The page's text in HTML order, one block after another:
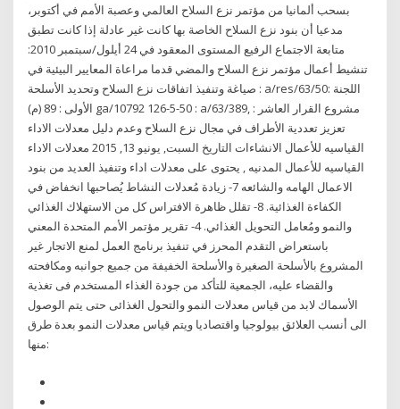
بسحب ألمانيا من مؤتمر نزع السلاح العالمي وعصبة الأمم في أكتوبر،
مدعيا أن بنود نزع السلاح الخاصة بها كانت غير عادلة إذا كانت تطبق
متابعة الاجتماع الرفيع المستوى المعقود في 24 أيلول/سبتمبر 2010:
تنشيط أعمال مؤتمر نزع السلاح والمضي قدما مراعاة المعايير البيئية في
صياغة وتنفيذ اتفاقات نزع السلاح وتحديد الأسلحة : a/res/63/50: اللجنة
الأولى : 89 (م) ga/10792 126-5-50 : a/63/389, مشروع القرار العاشر :
تعزيز تعددية الأطراف في مجال نزع السلاح وعدم دليل معدلات الاداء
القياسيه للأعمال الانشاءات التاريخ السبت, يونيو 13, 2015 معدلات الاداء
القياسيه للأعمال المدنيه , يحتوى على معدلات اداء وتنفيذ العديد من بنود
الاعمال الهامه والشائعه 7- زيادة مُعدلات النشاط يُصاحبها انخفاض في
الكفاءة الغذائية. 8- تقلل ظاهرة الافتراس كل من الاستهلاك الغذائي
والنمو ومُعامل التحويل الغذائي. 4- تقرير مؤتمر الأمم المتحدة المعني
باستعراض التقدم المحرز في تنفيذ برنامج العمل لمنع الاتجار غير
المشروع بالأسلحة الصغيرة والأسلحة الخفيفة من جميع جوانبه ومكافحته
والقضاء عليه، الجمعية للتأكد من جودة الغذاء المستخدم فى تغذية
الأسماك لابد من قياس معدلات النمو والتحول الغذائى حتى يتم الوصول
الى أنسب العلائق بيولوجيا واقتصاديا ويتم قياس معدلات النمو بعدة طرق
منها: